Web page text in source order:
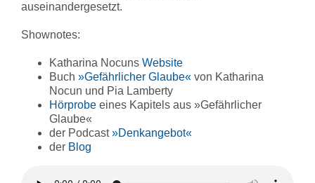
auseinandergesetzt.
Shownotes:
Katharina Nocuns Website
Buch »Gefährlicher Glaube« von Katharina
Nocun und Pia Lamberty
Hörprobe eines Kapitels aus »Gefährlicher
Glaube«
der Podcast»Denkangebot«
der Blog